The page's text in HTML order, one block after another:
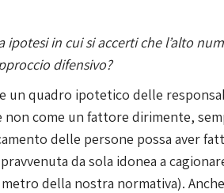
in cui si accerti che l’alto
difensivo?
un quadro ipotetico delle
come un fattore dirimente,
delle persone possa aver
da sola idonea a
della nostra normativa).